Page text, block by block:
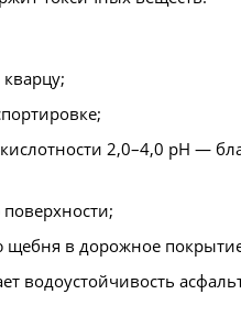
2,0–4,0 pH —
щебня в дорожное
водоустойчивость